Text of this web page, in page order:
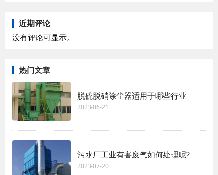
近期评论
没有评论可显示。
热门文章
脱硫脱硝除尘器适用于哪些行业
2023-06-21
污水厂工业有害废气如何处理呢?
2023-07-20